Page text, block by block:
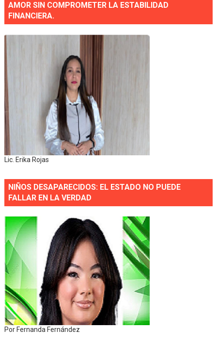
AMOR SIN COMPROMETER LA ESTABILIDAD
FINANCIERA.
Lic. Erika Rojas
NIÑOS DESAPARECIDOS: EL ESTADO NO PUEDE
FALLAR EN LA VERDAD
Por Fernanda Fernández